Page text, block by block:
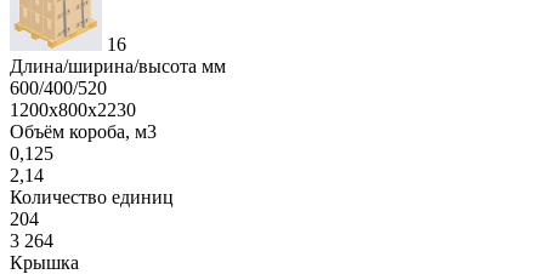
16
Длина/ширина/высота мм
600/400/520
1200х800х2230
Объём короба, м3
0,125
2,14
Количество единиц
204
3 264
Крышка